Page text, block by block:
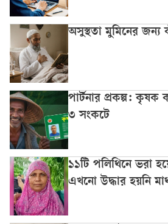
অসুস্থতা মুমিনের জন্য
পার্টনার প্রকল্প: কৃষক কার্ড
৩ সংকটে
১১টি পলিথিনে ভরা
এখনো উদ্ধার হয়নি